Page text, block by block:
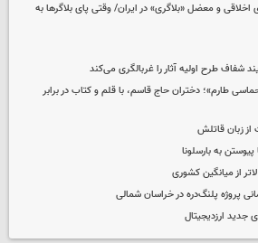
و معضل «بلاگری» در ایران/ وقتی پای بلاگرها به
شفاف طرح اولیه آثار را غربالگری می‌کند
طارم»؛ دختران حاج قاسم، با قلم و کتاب در برابر
زبان قاتلش
به بارسلونا
از میانگین کشوری
جدید ارزدیجیتال